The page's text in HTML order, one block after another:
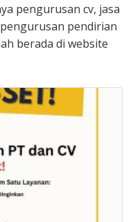
pengurusan cv, jasa
pendirian
berada di website